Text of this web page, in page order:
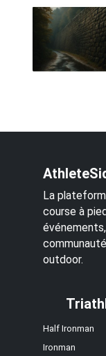
La
course à
outdoor.
Half Ironman
Ironman